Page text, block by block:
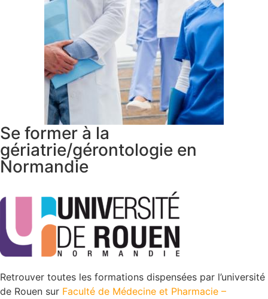
Se former à la
gériatrie/gérontologie en
Normandie
Retrouver toutes les formations dispensées par l’université
de Rouen sur Faculté de Médecine et Pharmacie –